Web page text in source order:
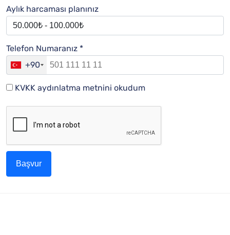
Aylık harcaması planınız
Telefon Numaranız *
+90
KVKK aydınlatma metnini okudum
Başvur